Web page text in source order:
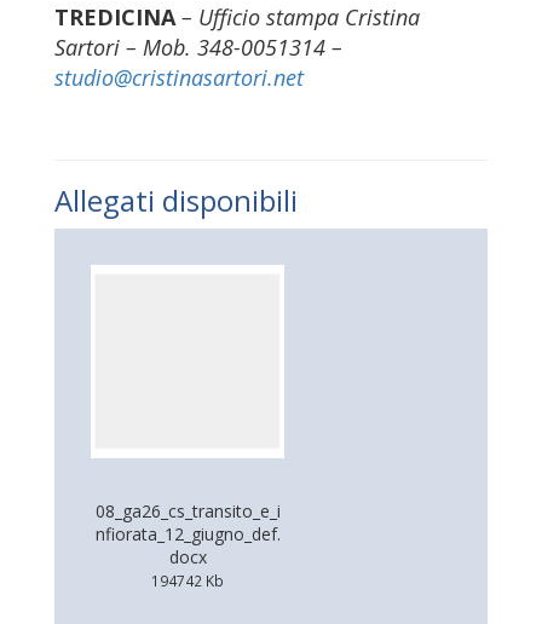
TREDICINA – Ufficio stampa Cristina
Sartori – Mob. 348-0051314 –
studio@cristinasartori.net
Allegati disponibili
08_ga26_cs_transito_e_i
nfiorata_12_giugno_def.
docx
194742 Kb